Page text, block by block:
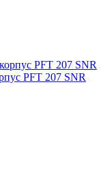
PFT 207 SNR